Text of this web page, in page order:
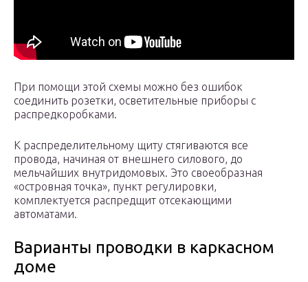
При помощи этой схемы можно без ошибок
соединить розетки, осветительные приборы с
распредкоробками.
К распределительному щиту стягиваются все
провода, начиная от внешнего силового, до
мельчайших внутридомовых. Это своеобразная
«островная точка», пункт регулировки,
комплектуется распредщит отсекающими
автоматами.
Варианты проводки в каркасном
доме